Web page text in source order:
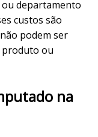
departamento
custos são
podem ser
produto ou
na